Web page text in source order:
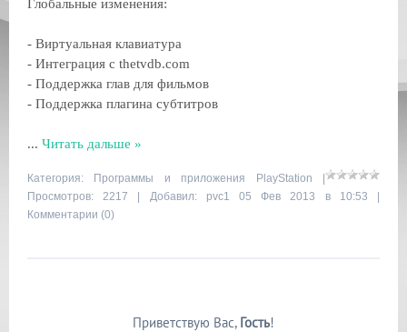
Глобальные изменения:
- Виртуальная клавиатура
- Интеграция с thetvdb.com
- Поддержка глав для фильмов
- Поддержка плагина субтитров
... Читать дальше »
Категория: Программы и приложения PlayStation |
Просмотров: 2217 | Добавил: pvc1 05 Фев 2013 в 10:53 |
Комментарии (0)
Приветствую Вас, Гость!